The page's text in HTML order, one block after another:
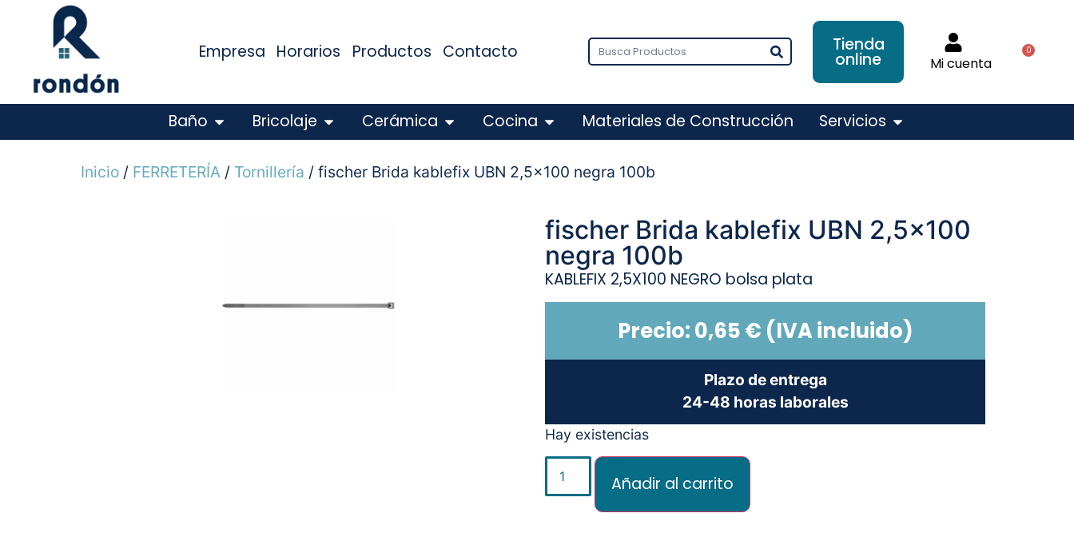
Empresa Horarios Productos Contacto Tienda
online Mi cuenta
0
Baño Bricolaje Cerámica Cocina Materiales de Construcción Servicios
Inicio/ FERRETERÍA/ Tornillería / fischer Brida kablefix UBN 2,5×100 negra 100b
fischer Brida kablefix UBN 2,5×100
negra 100b
KABLEFIX 2,5X100 NEGRO bolsa plata
Precio:0,65€ (IVA incluido)
Plazo de entrega
24-48 horas laborales
Hay existencias
Añadir al carrito